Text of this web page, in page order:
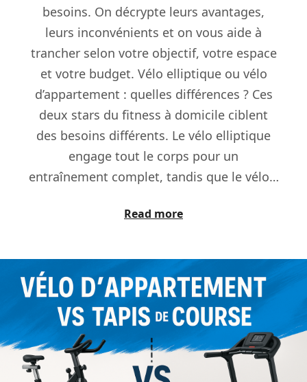
besoins. On décrypte leurs avantages,
leurs inconvénients et on vous aide à
trancher selon votre objectif, votre espace
et votre budget. Vélo elliptique ou vélo
d’appartement : quelles différences ? Ces
deux stars du fitness à domicile ciblent
des besoins différents. Le vélo elliptique
engage tout le corps pour un
entraînement complet, tandis que le vélo…
Read more